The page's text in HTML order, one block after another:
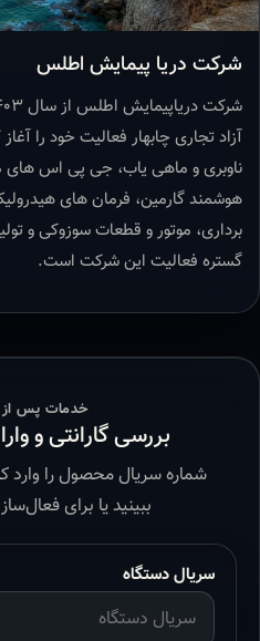
شرکت دریا پیمایش اطلس
آزاد تجاری چابهار فعالیت خود را
ناوبری و ماهی یاب، جی پی اس
هوشمند گارمین، فرمان های
برداری، موتور و قطعات سوزوکی و
گستره فعالیت این شرکت است.
خدمات پس
بررسی گارانتی و
شماره سریال محصول را وارد
ببینید یا برای
سریال دستگاه